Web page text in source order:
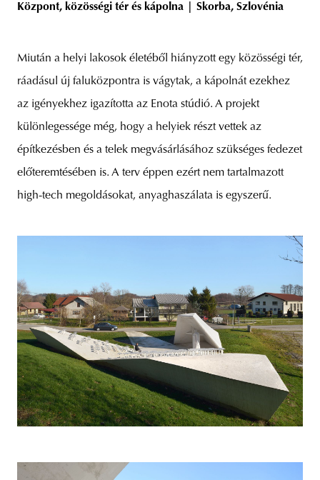
Központ, közösségi tér és kápolna | Skorba, Szlovénia
Miután a helyi lakosok életéből hiányzott egy közösségi tér,
ráadásul új faluközpontra is vágytak, a kápolnát ezekhez
az igényekhez igazította az Enota stúdió. A projekt
különlegessége még, hogy a helyiek részt vettek az
építkezésben és a telek megvásárlásához szükséges fedezet
előteremtésében is. A terv éppen ezért nem tartalmazott
high-tech megoldásokat, anyaghaszálata is egyszerű.